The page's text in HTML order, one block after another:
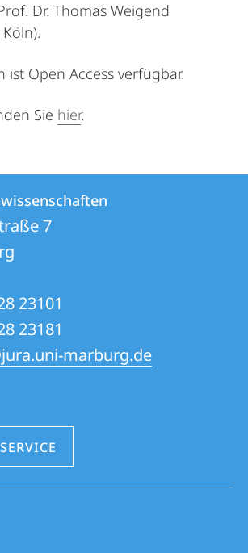
Dr. Thomas Weigend
ist Open Access verfügbar.
Sie hier.
7
23101
23181
marburg.de